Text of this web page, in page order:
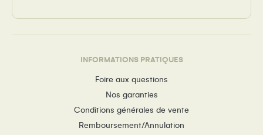
INFORMATIONS PRATIQUES
Foire aux questions
Nos garanties
Conditions générales de vente
Remboursement/Annulation